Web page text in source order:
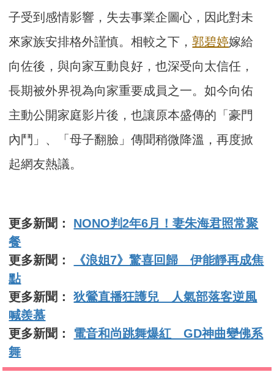
子受到感情影響，失去事業企圖心，因此對未
來家族安排格外謹慎。相較之下，郭碧婷嫁給
向佐後，與向家互動良好，也深受向太信任，
長期被外界視為向家重要成員之一。如今向佑
主動公開家庭影片後，也讓原本盛傳的「豪門
內鬥」、「母子翻臉」傳聞稍微降溫，再度掀
起網友熱議。
更多新聞： NONO判2年6月！妻朱海君照常聚
餐
更多新聞：
《浪姐7》驚喜回歸 伊能靜再成焦
點
更多新聞：狄鶯直播狂護兒 人氣部落客逆風
喊羨慕
更多新聞： 電音和尚跳舞爆紅 GD神曲變佛系
舞